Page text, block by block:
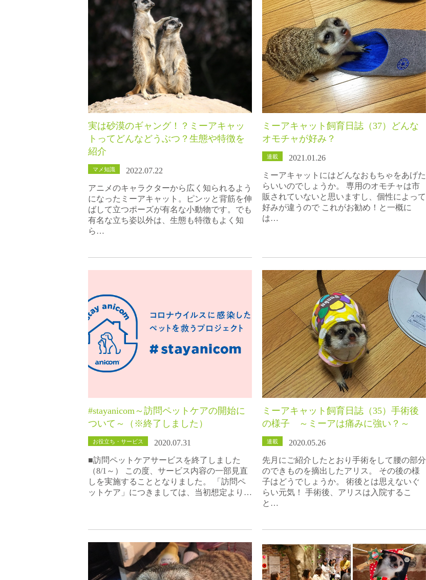
実は砂漠のギャング！？ミーアキャッ
トってどんなどうぶつ？生態や特徴を
紹介
マメ知識
2022.07.22
アニメのキャラクターから広く知られるよう
になったミーアキャット。ピンッと背筋を伸
ばして立つポーズが有名な小動物です。でも
有名な立ち姿以外は、生態も特徴もよく知
ら…
ミーアキャット飼育日誌（37）どんな
オモチャが好み？
連載
2021.01.26
ミーアキャットにはどんなおもちゃをあげた
らいいのでしょうか。 専用のオモチャは市
販されていないと思いますし、個性によって
好みが違うので これがお勧め！と一概に
は…
#stayanicom～訪問ペットケアの開始に
ついて～（※終了しました）
お役立ち・サービス
2020.07.31
■訪問ペットケアサービスを終了しました
（8/1～） この度、サービス内容の一部見直
しを実施することとなりました。 「訪問ペ
ットケア」につきましては、当初想定より…
ミーアキャット飼育日誌（35）手術後
の様子 ～ミーアは痛みに強い？～
連載
2020.05.26
先月にご紹介したとおり手術をして腰の部分
のできものを摘出したアリス。 その後の様
子はどうでしょうか。 術後とは思えないぐ
らい元気！ 手術後、アリスは入院するこ
と…